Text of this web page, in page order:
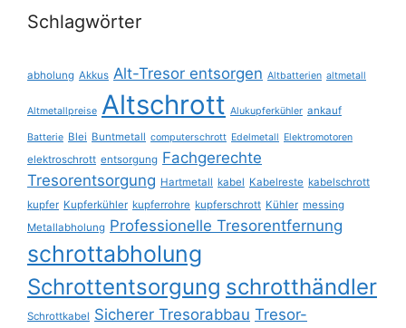
Schlagwörter
abholung Akkus Alt-Tresor entsorgen Altbatterien altmetall
Altmetallpreise Altschrott Alukupferkühler ankauf
Batterie Blei Buntmetall computerschrott Edelmetall Elektromotoren
elektroschrott entsorgung Fachgerechte
Tresorentsorgung Hartmetall kabel Kabelreste kabelschrott
kupfer Kupferkühler kupferrohre kupferschrott Kühler messing
Metallabholung Professionelle Tresorentfernung
schrottabholung
Schrottentsorgung schrotthändler
Schrottkabel Sicherer Tresorabbau Tresor-